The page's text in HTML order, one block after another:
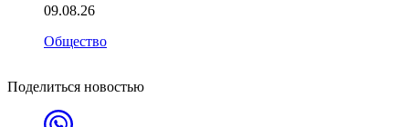
09.08.26
Общество
Поделиться новостью